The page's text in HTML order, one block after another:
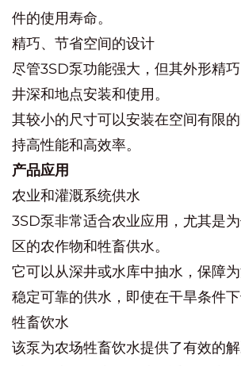
件的使用寿命。
精巧、节省空间的设计
尽管3SD泵功能强大，但其外形精
井深和地点安装和使用。
其较小的尺寸可以安装在空间有限
持高性能和高效率。
产品应用
农业和灌溉系统供水
3SD泵非常适合农业应用，尤其是
区的农作物和牲畜供水。
它可以从深井或水库中抽水，保障
稳定可靠的供水，即使在干旱条件下
牲畜饮水
该泵为农场牲畜饮水提供了有效的